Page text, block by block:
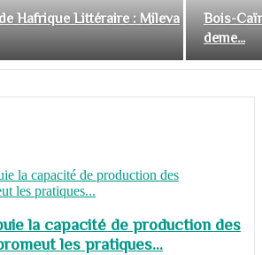
Hafrique Littéraire : Mileva
Bois-
deme...
la capacité de production des
les pratiques...